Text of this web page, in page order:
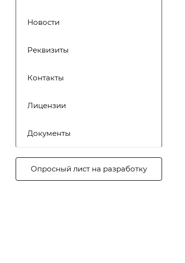
Новости
Реквизиты
Контакты
Лицензии
Документы
Опросный лист на разработку